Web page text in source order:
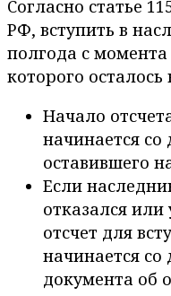
Согласно статье
РФ, вступить в
полгода с
которого
Начало
начинается со
оставившего
Если
отказался или
отсчет для
начинается
документа об